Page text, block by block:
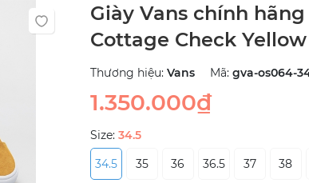
Giày Vans chính hãng
Cottage Check
Thương hiệu: Vans Mã: gva-os064-
1.350.000₫
Size: 34.5
34.5
35 36 36.5 37 38